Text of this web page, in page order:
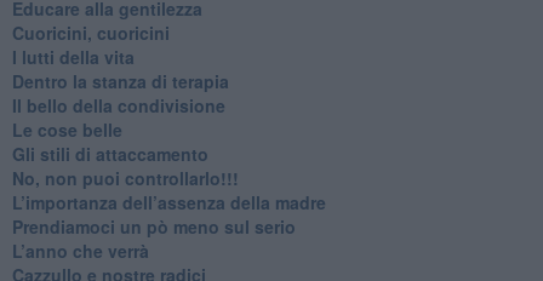
​Educare alla gentilezza
​Cuoricini, cuoricini
I lutti della vita
​Dentro la stanza di terapia
​Il bello della condivisione
Le cose belle
​Gli stili di attaccamento
No, non puoi controllarlo!!!
​L’importanza dell’assenza della madre
​Prendiamoci un pò meno sul serio
​L’anno che verrà
​Cazzullo e nostre radici